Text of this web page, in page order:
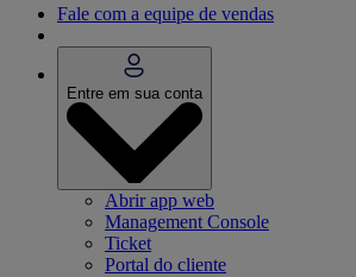
Fale com a equipe de vendas
Entre em sua conta
Abrir app web
Management Console
Ticket
Portal do cliente